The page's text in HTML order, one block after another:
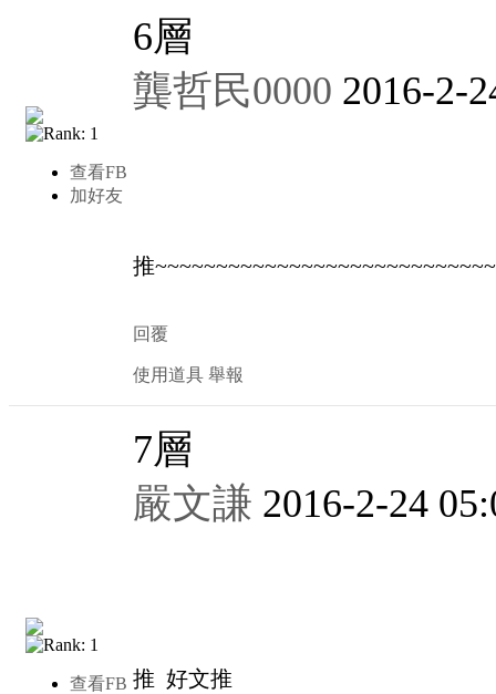
查看FB
加好友
6層
龔哲民0000 2016-2-
推
回覆
使用道具 舉報
查看FB
7層
嚴文謙 2016-2-24
推 好文推